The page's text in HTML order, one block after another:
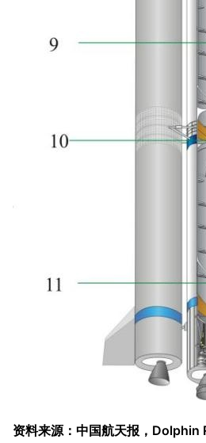
资料来源：中国航天报，Dolphin